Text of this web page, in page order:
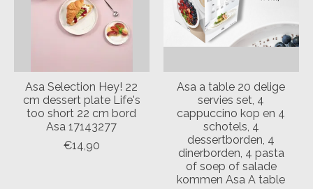
Asa Selection Hey! 22
cm dessert plate Life's
too short 22 cm bord
Asa 17143277
€14,90
Asa a table 20 delige
servies set, 4
cappuccino kop en 4
schotels, 4
dessertborden, 4
dinerborden, 4 pasta
of soep of salade
kommen Asa A table